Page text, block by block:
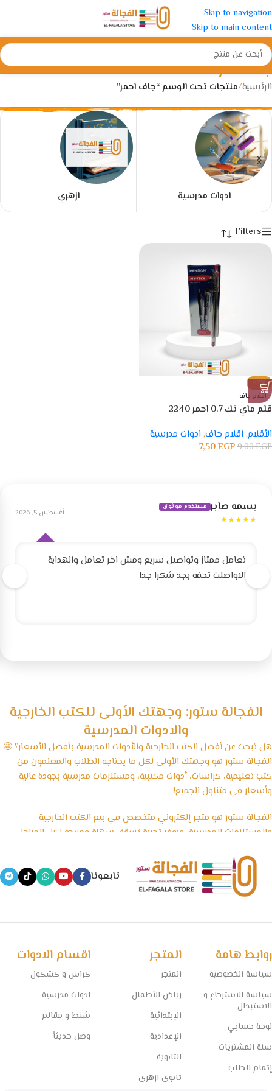
Skip to navigation
Skip to main content
جاف احمر
الرئيسية/منتجات تحت الوسم “جاف احمر”
ادوات مدرسية ازهري
Filters
-17%
اقلام جاف
قلم ماي تك 0.7 احمر 2240
الأقلام, اقلام جاف, ادوات مدرسية
9,00EGP
7,50EGP
بسمه صابر مستخدم موثوق
★★★★★
أغسطس 5, 2026
تعامل ممتاز وتواصيل سريع ومش اخر تعامل والهداية
الاواصلت تحفه بجد شكرا جدا
الفجالة ستور: وجهتك الأولى للكتب الخارجية
والادوات المدرسية
هل تبحث عن أفضل الكتب الخارجية والأدوات المدرسية بأفضل الأسعار؟ 🤩
الفجالة ستور هو وجهتك الأولى لكل ما يحتاجه الطلاب والمعلمون من
كتب تعليمية، كراسات، أدوات مكتبية، ومستلزمات مدرسية بجودة عالية
وأسعار في متناول الجميع!
الفجالة ستور هو متجر إلكتروني متخصص في بيع الكتب الخارجية
والمستلزمات المدرسية، ويوفر تجربة تسوّق سهلة ومريحة لكل المراحل
الأدوات المكتبية والكشاكيل.
نسعى في الفجالة ستور إلى تقديم منتجات تعليمية موثوقة ومصادر
تابعونا
روابط هامة
سياسة الخصوصية
سياسة الاسترجاع و
الاستبدال
لوحة حسابي
سلة المشتريات
إتمام الطلب
المتجر
المتجر
رياض الأطفال
الإبتدائية
الإعدادية
الثانوية
ثانوى ازهرى
اقسام الادوات
كراس و كشكول
ادوات مدرسية
شنط و مقالم
وصل حديثاً